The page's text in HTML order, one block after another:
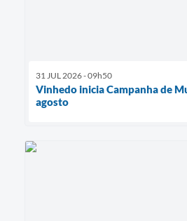
31 JUL 2026 - 09h50
Vinhedo inicia Campanha de
agosto